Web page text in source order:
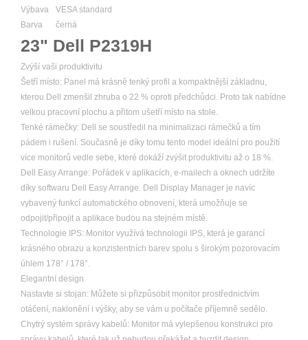
Výbava
VESA standard
Barva
černá
23" Dell P2319H
Zvýší vaši produktivitu
Šetří místo: Panel má krásně tenký profil a kompaktnější základnu,
kterou Dell zmenšil zhruba o 22 % oproti předchůdci. Proto tak nabídne
velkou pracovní plochu a přitom ušetří místo na stole.
Tenké rámečky: Dell se soustředil na minimalizaci rámečků a tím
pádem i rušení. Současně je díky tomu tento model ideální pro použití
více monitorů vedle sebe, které dokáží zvýšit produktivitu až o 18 %.
Dell Easy Arrange: Pořádek v aplikacích, e-mailech a oknech udržíte
díky softwaru Dell Easy Arrange. Dell Display Manager je navíc
vybavený funkcí automatického obnovení, která umožňuje se
odpojit/připojit a aplikace budou na stejném místě.
Technologie IPS: Monitor využívá technologii IPS, která je garancí
krásného obrazu a konzistentních barev spolu s širokým pozorovacím
úhlem 178° / 178°.
Elegantní design
Nastavte si stojan: Můžete si přizpůsobit monitor prostřednictvím
otáčení, naklonění i výšky, aby se vám u počítače příjemně sedělo.
Chytrý systém správy kabelů: Monitor má vylepšenou konstrukci pro